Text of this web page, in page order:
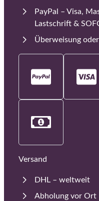
PayPal – Visa,
Lastschrift &
Überweisung
Versand
DHL – weltweit
Abholung vor Ort